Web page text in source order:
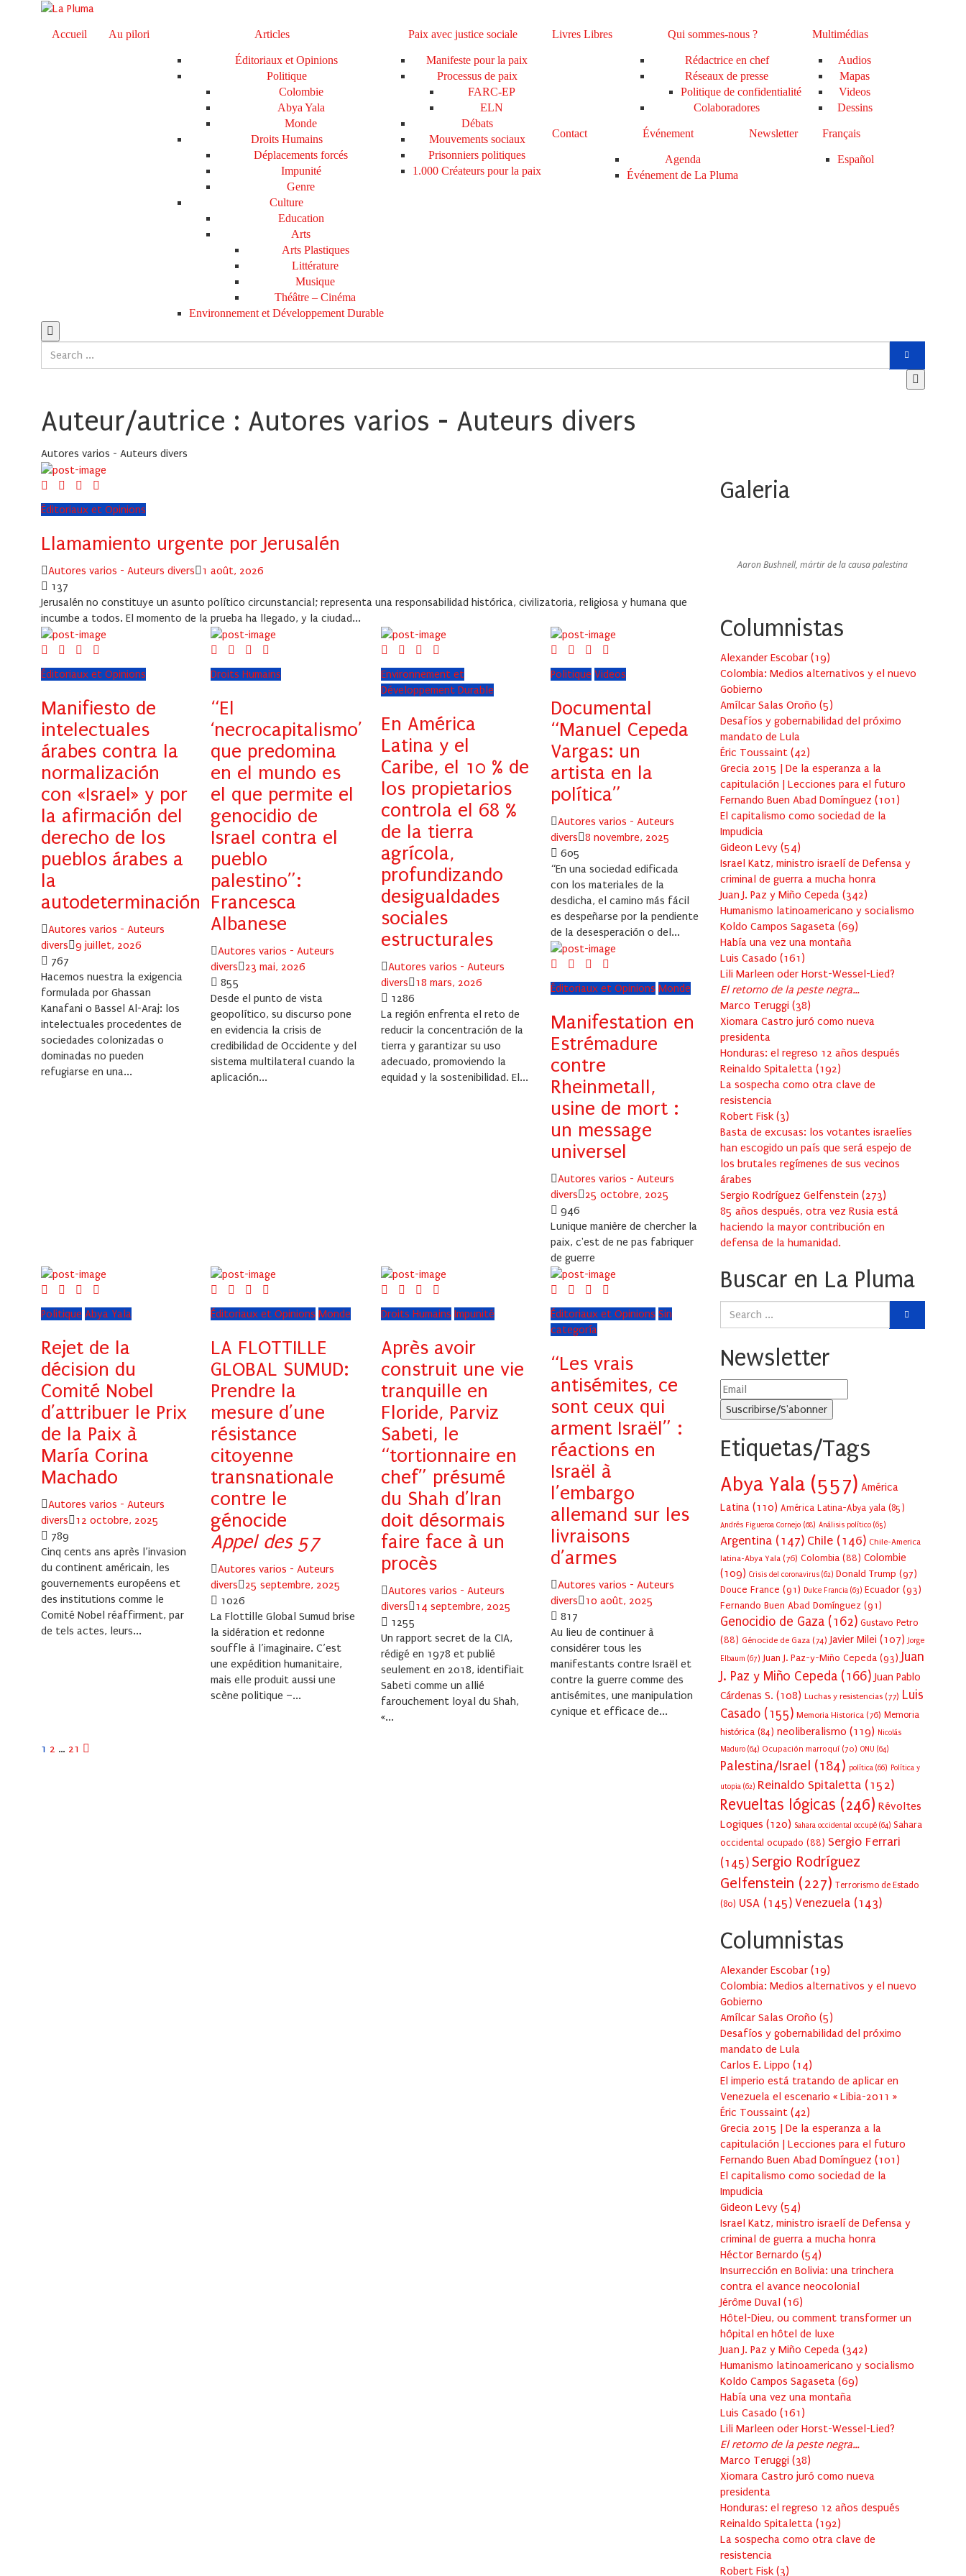
Accueil Au pilori Articles
Éditoriaux et Opinions
Politique
Colombie
Abya Yala
Monde
Droits Humains
Déplacements forcés
Impunité
Genre
Culture
Education
Arts
Arts Plastiques
Littérature
Musique
Théâtre – Cinéma
Environnement et Développement Durable
Paix avec justice sociale
Manifeste pour la paix
Processus de paix
FARC-EP
ELN
Débats
Mouvements sociaux
Prisonniers politiques
1.000 Créateurs pour la paix
Livres Libres Qui sommes-nous ?
Rédactrice en chef
Réseaux de presse
Politique de confidentialité
Colaboradores
Multimédias
Audios
Mapas
Videos
Dessins
Contact Événement
Agenda
Événement de La Pluma
Newsletter Français
Español
Auteur/autrice : Autores varios - Auteurs divers
Autores varios - Auteurs divers
Éditoriaux et Opinions
Llamamiento urgente por Jerusalén
Author
Autores varios - Auteurs divers
Posted
1 août, 2026
137
Jerusalén no constituye un asunto político circunstancial; representa una responsabilidad histórica, civilizatoria, religiosa y humana que
incumbe a todos. El momento de la prueba ha llegado, y la ciudad...
Éditoriaux et Opinions
Manifiesto de
intelectuales
árabes contra la
normalización
con «Israel» y por
la afirmación del
derecho de los
pueblos árabes a
la
autodeterminación
Author
Autores varios - Auteurs
divers
Posted
9 juillet, 2026
767
Hacemos nuestra la exigencia
formulada por Ghassan
Kanafani o Bassel Al-Araj: los
intelectuales procedentes de
sociedades colonizadas o
dominadas no pueden
refugiarse en una...
Droits Humains
“El
‘necrocapitalismo’
que predomina
en el mundo es
el que permite el
genocidio de
Israel contra el
pueblo
palestino”:
Francesca
Albanese
Author
Autores varios - Auteurs
divers
Posted
23 mai, 2026
855
Desde el punto de vista
geopolítico, su discurso pone
en evidencia la crisis de
credibilidad de Occidente y del
sistema multilateral cuando la
aplicación...
Environnement et
Développement Durable
En América
Latina y el
Caribe, el 10 % de
los propietarios
controla el 68 %
de la tierra
agrícola,
profundizando
desigualdades
sociales
estructurales
Author
Autores varios - Auteurs
divers
Posted
18 mars, 2026
1286
La región enfrenta el reto de
reducir la concentración de la
tierra y garantizar su uso
adecuado, promoviendo la
equidad y la sostenibilidad. El...
Politique Videos
Documental
“Manuel Cepeda
Vargas: un
artista en la
política”
Author
Autores varios - Auteurs
divers
Posted
8 novembre, 2025
605
“En una sociedad edificada
con los materiales de la
desdicha, el camino más fácil
es despeñarse por la pendiente
de la desesperación o del...
Éditoriaux et Opinions Monde
Manifestation en
Estrémadure
contre
Rheinmetall,
usine de mort :
un message
universel
Author
Autores varios - Auteurs
divers
Posted
25 octobre, 2025
946
Lunique manière de chercher la
paix, c'est de ne pas fabriquer
de guerre
Politique Abya Yala
Rejet de la
décision du
Comité Nobel
d’attribuer le Prix
de la Paix à
María Corina
Machado
Author
Autores varios - Auteurs
divers
Posted
12 octobre, 2025
789
Cinq cents ans après l’invasion
du continent américain, les
gouvernements européens et
des institutions comme le
Comité Nobel réaffirment, par
de tels actes, leurs...
Éditoriaux et Opinions Monde
LA FLOTTILLE
GLOBAL SUMUD:
Prendre la
mesure d’une
résistance
citoyenne
transnationale
contre le
génocide
Appel des 57
Author
Autores varios - Auteurs
divers
Posted
25 septembre, 2025
1026
La Flottille Global Sumud brise
la sidération et redonne
souffle à l’imaginaire. C’est
une expédition humanitaire,
mais elle produit aussi une
scène politique –...
Droits Humains Impunité
Après avoir
construit une vie
tranquille en
Floride, Parviz
Sabeti, le
“tortionnaire en
chef” présumé
du Shah d’Iran
doit désormais
faire face à un
procès
Author
Autores varios - Auteurs
divers
Posted
14 septembre, 2025
1255
Un rapport secret de la CIA,
rédigé en 1978 et publié
seulement en 2018, identifiait
Sabeti comme un allié
farouchement loyal du Shah,
«...
Éditoriaux et Opinions Sin
categoría
“Les vrais
antisémites, ce
sont ceux qui
arment Israël” :
réactions en
Israël à
l’embargo
allemand sur les
livraisons
d’armes
Author
Autores varios - Auteurs
divers
Posted
10 août, 2025
817
Au lieu de continuer à
considérer tous les
manifestants contre Israël et
contre la guerre comme des
antisémites, une manipulation
cynique et efficace de...
Pagination
1 2 … 21
Galeria
Aaron Bushnell, mártir de la causa palestina
Columnistas
Alexander Escobar (19)
Colombia: Medios alternativos y el nuevo
Gobierno
Amílcar Salas Oroño (5)
Desafíos y gobernabilidad del próximo
mandato de Lula
Éric Toussaint (42)
Grecia 2015 | De la esperanza a la
capitulación | Lecciones para el futuro
Fernando Buen Abad Domínguez (101 )
El capitalismo como sociedad de la
Impudicia
Gideon Levy (54)
Israel Katz, ministro israelí de Defensa y
criminal de guerra a mucha honra
Juan J. Paz y Miño Cepeda (342)
Humanismo latinoamericano y socialismo
Koldo Campos Sagaseta (69)
Había una vez una montaña
Luis Casado (161 )
Lili Marleen oder Horst-Wessel-Lied?
El retorno de la peste negra…
Marco Teruggi (38)
Xiomara Castro juró como nueva
presidenta
Honduras: el regreso 12 años después
Reinaldo Spitaletta (192)
La sospecha como otra clave de
resistencia
Robert Fisk (3)
Basta de excusas: los votantes israelíes
han escogido un país que será espejo de
los brutales regímenes de sus vecinos
árabes
Sergio Rodríguez Gelfenstein (273)
85 años después, otra vez Rusia está
haciendo la mayor contribución en
defensa de la humanidad.
Buscar en La Pluma
Newsletter
Etiquetas/Tags
Abya Yala (557) América
Latina (110) América Latina-Abya yala (85)
Andrés Figueroa Cornejo (68) Análisis político (65)
Argentina (147) Chile (146) Chile-America
latina-Abya Yala (76) Colombia (88) Colombie
(109) Crisis del coronavirus (62) Donald Trump (97)
Douce France (91) Dulce Francia (63) Ecuador (93)
Fernando Buen Abad Domínguez (91)
Genocidio de Gaza (162) Gustavo Petro
(88) Génocide de Gaza (74) Javier Milei (107) Jorge
Elbaum (67) Juan J. Paz-y-Miño Cepeda (93) Juan
J. Paz y Miño Cepeda (166) Juan Pablo
Cárdenas S. (108) Luchas y resistencias (77) Luis
Casado (155) Memoria Historica (76) Memoria
histórica (84) neoliberalismo (119) Nicolás
Maduro (64) Ocupación marroquí (70) ONU (64)
Palestina/Israel (184) política (66) Política y
utopia (62) Reinaldo Spitaletta (152)
Revueltas lógicas (246) Révoltes
Logiques (120) Sahara occidental occupé (64) Sahara
occidental ocupado (88) Sergio Ferrari
(145) Sergio Rodríguez
Gelfenstein (227) Terrorismo de Estado
(80) USA (145) Venezuela (143)
Columnistas
Alexander Escobar (19)
Colombia: Medios alternativos y el nuevo
Gobierno
Amílcar Salas Oroño (5)
Desafíos y gobernabilidad del próximo
mandato de Lula
Carlos E. Lippo (14)
El imperio está tratando de aplicar en
Venezuela el escenario « Libia-2011 »
Éric Toussaint (42)
Grecia 2015 | De la esperanza a la
capitulación | Lecciones para el futuro
Fernando Buen Abad Domínguez (101 )
El capitalismo como sociedad de la
Impudicia
Gideon Levy (54)
Israel Katz, ministro israelí de Defensa y
criminal de guerra a mucha honra
Héctor Bernardo (54)
Insurrección en Bolivia: una trinchera
contra el avance neocolonial
Jérôme Duval (16)
Hôtel-Dieu, ou comment transformer un
hôpital en hôtel de luxe
Juan J. Paz y Miño Cepeda (342)
Humanismo latinoamericano y socialismo
Koldo Campos Sagaseta (69)
Había una vez una montaña
Luis Casado (161 )
Lili Marleen oder Horst-Wessel-Lied?
El retorno de la peste negra…
Marco Teruggi (38)
Xiomara Castro juró como nueva
presidenta
Honduras: el regreso 12 años después
Reinaldo Spitaletta (192)
La sospecha como otra clave de
resistencia
Robert Fisk (3)